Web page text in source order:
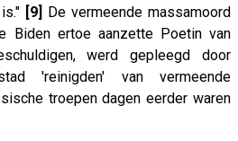
[9] De vermeende massamoord
Biden ertoe aanzette Poetin van
werd gepleegd door
'reinigden' van vermeende
troepen dagen eerder waren